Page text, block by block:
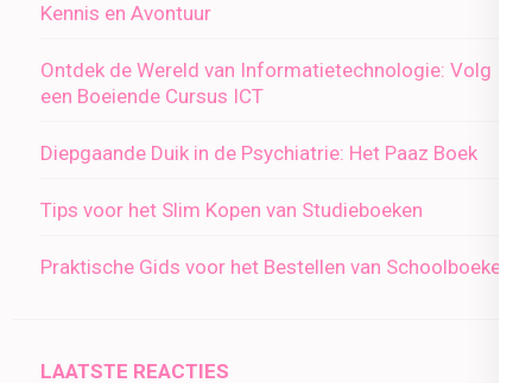
Kennis en Avontuur
Ontdek de Wereld van Informatietechnologie: Volg
een Boeiende Cursus ICT
Diepgaande Duik in de Psychiatrie: Het Paaz Boek
Tips voor het Slim Kopen van Studieboeken
Praktische Gids voor het Bestellen van Schoolboeken
LAATSTE REACTIES